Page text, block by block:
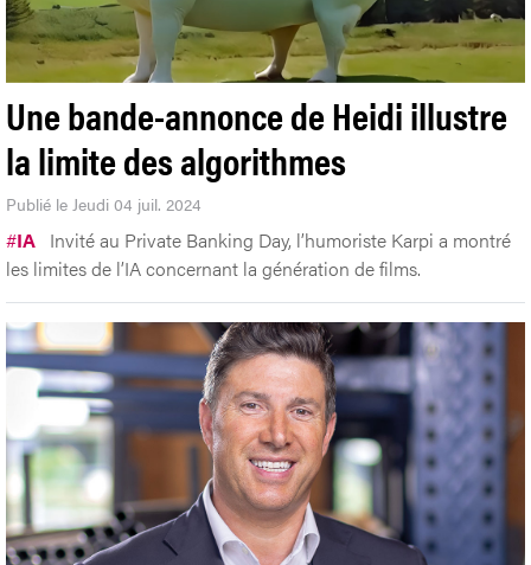
Une bande-annonce de Heidi illustre
la limite des algorithmes
Publié le Jeudi 04 juil. 2024
#IA Invité au Private Banking Day, l’humoriste Karpi a montré
les limites de l’IA concernant la génération de films.